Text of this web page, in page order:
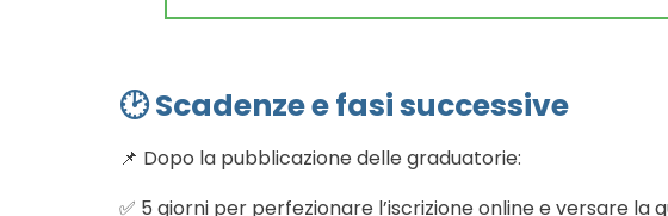
🕑 Scadenze e fasi successive
📌 Dopo la pubblicazione delle graduatorie:
✅ 5 giorni per perfezionare l’iscrizione online e versare la